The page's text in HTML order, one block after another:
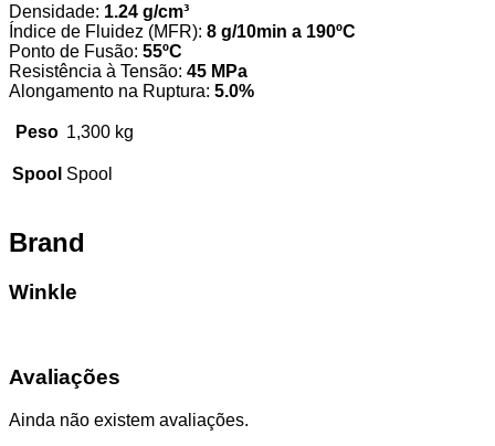
Densidade: 1.24 g/cm³
Índice de Fluidez (MFR): 8 g/10min a 190ºC
Ponto de Fusão: 55ºC
Resistência à Tensão: 45 MPa
Alongamento na Ruptura: 5.0%
Peso 1,300 kg
Spool Spool
Brand
Winkle
Avaliações
Ainda não existem avaliações.